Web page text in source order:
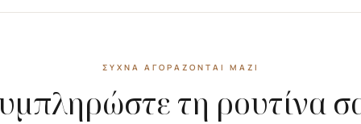
ΣΥΧΝΆ ΑΓΟΡΆΖΟΝΤΑΙ ΜΑΖΊ
τη ρουτίνα